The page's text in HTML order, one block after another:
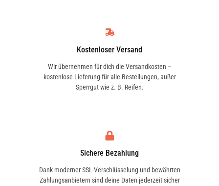
Kostenloser Versand
Wir übernehmen für dich die Versandkosten –
kostenlose Lieferung für alle Bestellungen, außer
Sperrgut wie z. B. Reifen.
Sichere Bezahlung
Dank moderner SSL-Verschlüsselung und bewährten
Zahlungsanbietern sind deine Daten jederzeit sicher